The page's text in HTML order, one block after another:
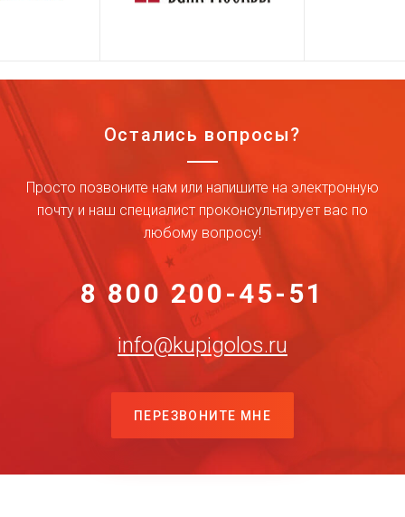
Остались вопросы?
Просто позвоните нам или напишите на электронную
почту и наш специалист проконсультирует вас по
любому вопросу!
8 800 200-45-51
info@kupigolos.ru
ПЕРЕЗВОНИТЕ МНЕ